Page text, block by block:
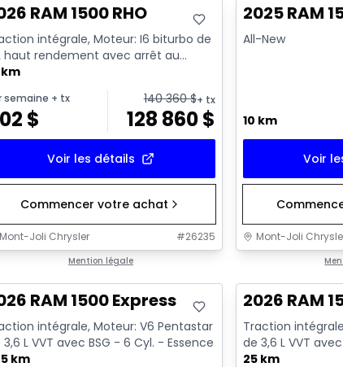
RAM 1500 RHO
intégrale, Moteur: I6 biturbo de
haut rendement avec arrêt au
- 6 Cyl. - Essenc...
km
semaine + tx
$
140 360$+ tx
128 860$
Voir les détails
Commencer votre achat
Mont-Joli Chrysler #26235
Mention légale
2025 RAM
All-New
10 km
Voir
Mont-Joli
RAM 1500 Express
intégrale, Moteur: V6 Pentastar
3,6 L VVT avec BSG - 6 Cyl. - Essence
km
2026 RAM
Traction
de 3,6 L VVT
25 km